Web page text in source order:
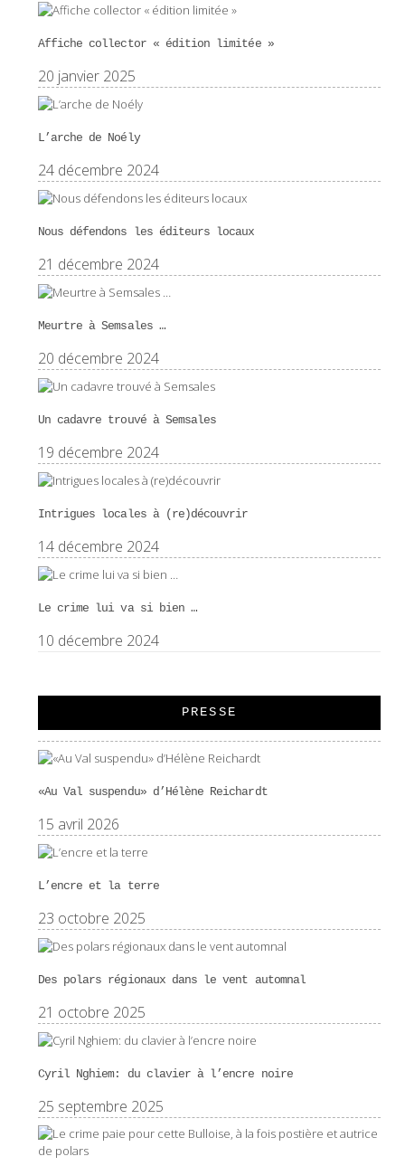
Affiche collector « édition limitée »
20 janvier 2025
L’arche de Noély
24 décembre 2024
Nous défendons les éditeurs locaux
21 décembre 2024
Meurtre à Semsales …
20 décembre 2024
Un cadavre trouvé à Semsales
19 décembre 2024
Intrigues locales à (re)découvrir
14 décembre 2024
Le crime lui va si bien …
10 décembre 2024
PRESSE
«Au Val suspendu» d’Hélène Reichardt
15 avril 2026
L’encre et la terre
23 octobre 2025
Des polars régionaux dans le vent automnal
21 octobre 2025
Cyril Nghiem: du clavier à l’encre noire
25 septembre 2025